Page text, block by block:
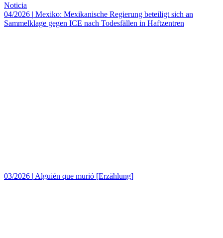
Noticia
04/2026 | Mexiko: Mexikanische Regierung beteiligt sich an
Sammelklage gegen ICE nach Todesfällen in Haftzentren
03/2026 | Alguién que murió [Erzählung]